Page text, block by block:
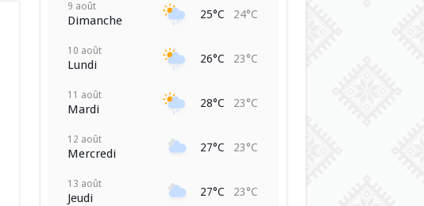
9 août
Dimanche 25°C 24°C
10 août
Lundi 26°C 23°C
11 août
Mardi 28°C 23°C
12 août
Mercredi 27°C 23°C
13 août
Jeudi 27°C 23°C